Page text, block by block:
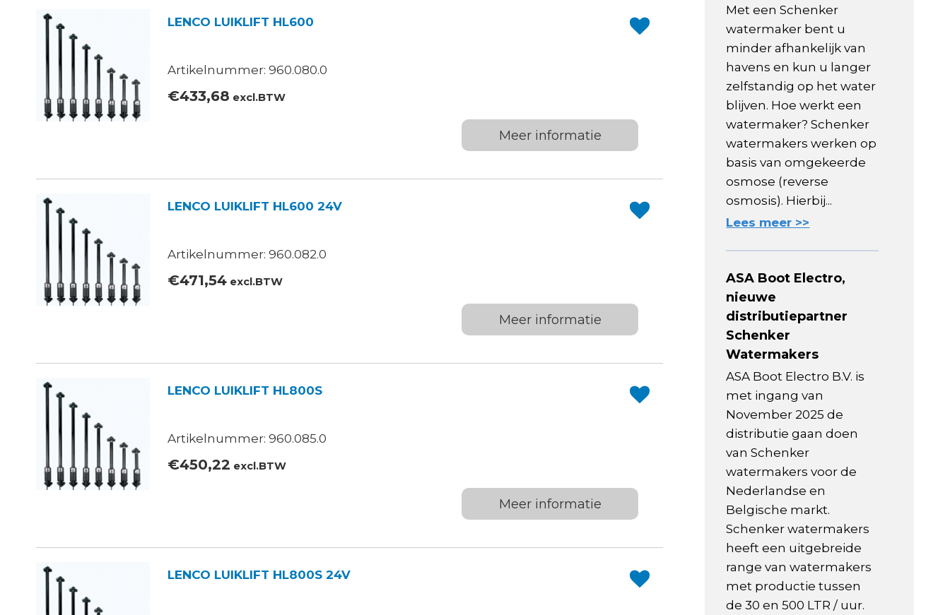
LENCO LUIKLIFT HL600
Artikelnummer: 960.080.0
€433,68 excl.BTW
Meer informatie
LENCO LUIKLIFT HL600 24V
Artikelnummer: 960.082.0
€471,54excl.BTW
Meer informatie
LENCO LUIKLIFT HL800S
Artikelnummer: 960.085.0
€450,22 excl.BTW
Meer informatie
LENCO LUIKLIFT HL800S 24V
Met een Schenker
watermaker bent u
minder afhankelijk van
havens en kun u langer
zelfstandig op het water
blijven. Hoe werkt een
watermaker? Schenker
watermakers werken op
basis van omgekeerde
osmose (reverse
osmosis). Hierbij...
Lees meer >>
ASA Boot Electro,
nieuwe
distributiepartner
Schenker
Watermakers
ASA Boot Electro B.V. is
met ingang van
November 2025 de
distributie gaan doen
van Schenker
watermakers voor de
Nederlandse en
Belgische markt.
Schenker watermakers
heeft een uitgebreide
range van watermakers
met productie tussen
de 30 en 500 LTR / uur.